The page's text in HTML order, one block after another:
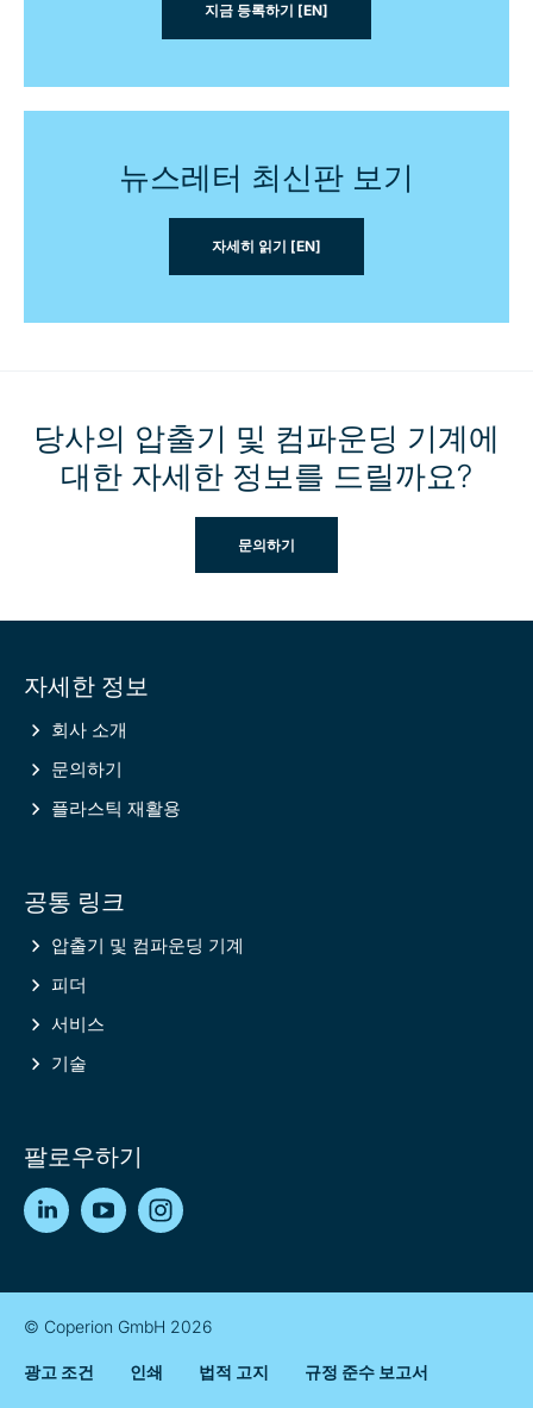
지금 등록하기 [EN]
뉴스레터 최신판 보기
자세히 읽기 [EN]
당사의 압출기 및 컴파운딩 기계에
대한 자세한 정보를 드릴까요?
문의하기
information
자세한 정보
회사 소개
문의하기
플라스틱 재활용
공통 링크
압출기 및 컴파운딩 기계
피더
서비스
기술
팔로우하기
LinkedInYouTube
© Coperion GmbH 2026
광고 조건 인쇄 법적 고지 규정 준수 보고서